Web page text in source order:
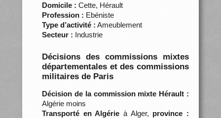
Domicile : Cette, Hérault
Profession : Ebéniste
Type d’activité : Ameublement
Secteur : Industrie
Décisions des commissions mixtes
départementales et des commissions
militaires de Paris
Décision de la commission mixte Hérault :
Algérie moins
Transporté en Algérie à Alger, province :